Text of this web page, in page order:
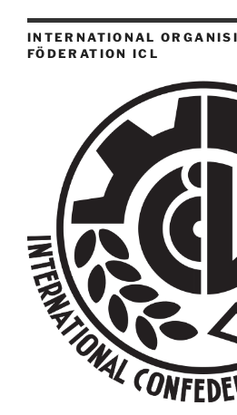
INTERNATIONAL
FÖDERATION ICL